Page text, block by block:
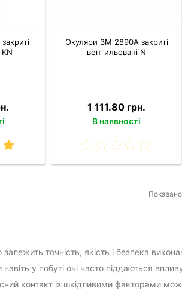
Окуляри 3M 2890A закриті
вентильовані N
1 111.80 грн.
В наявності
точність, якість і безпека
у побуті очі часто піддаються
контакт із шкідливими факторами